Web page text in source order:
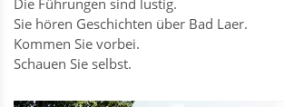
Die Führungen sind lustig.
Sie hören Geschichten über Bad Laer.
Kommen Sie vorbei.
Schauen Sie selbst.